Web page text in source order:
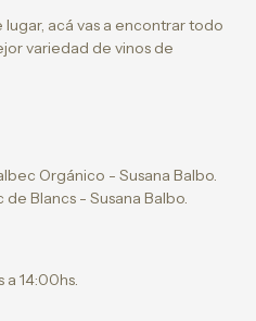
acá vas a encontrar todo
variedad de vinos de
Orgánico - Susana Balbo.
Blancs - Susana Balbo.
14:00hs.